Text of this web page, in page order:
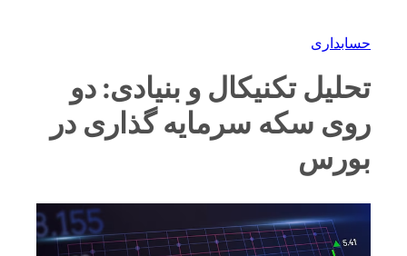
حسابداری
تحلیل تکنیکال و بنیادی: دو
روی سکه سرمایه گذاری در
بورس